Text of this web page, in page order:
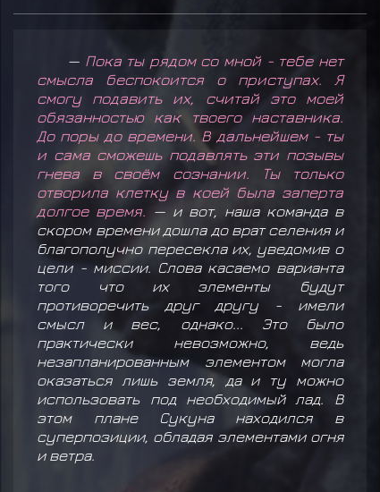
— Пока ты рядом со мной - тебе нет
смысла беспокоится о приступах. Я
смогу подавить их, считай это моей
обязанностью как твоего наставника.
До поры до времени. В дальнейшем - ты
и сама сможешь подавлять эти позывы
гнева в своём сознании. Ты только
отворила клетку в коей была заперта
долгое время. — и вот, наша команда в
скором времени дошла до врат селения и
благополучно пересекла их, уведомив о
цели - миссии. Слова касаемо варианта
того что их элементы будут
противоречить друг другу - имели
смысл и вес, однако... Это было
практически невозможно, ведь
незапланированным элементом могла
оказаться лишь земля, да и ту можно
использовать под необходимый лад. В
этом плане Сукуна находился в
суперпозиции, обладая элементами огня
и ветра.